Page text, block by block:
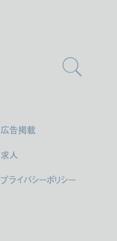
広告掲載
求人
プライバシーポリシー